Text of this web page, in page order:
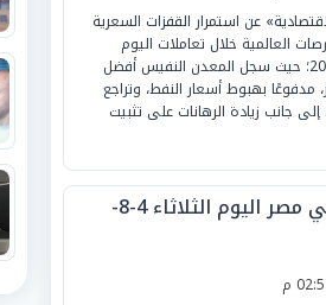
عن استمرار القفزات السعرية
العالمية خلال تعاملات اليوم
الخميس، الموافق 6 أغسطس 2026؛ حيث سجل المعدن النفيس أفضل
بهبوط أسعار النفط، وتراجع
إلى جانب زيادة الرهانات على تثبيت
الذهب يواصل الصعود في مصر اليوم الثلاثاء 4-8-